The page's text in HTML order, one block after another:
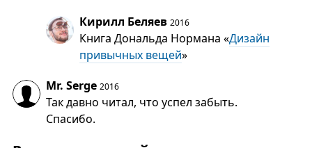
Кирилл Беляев 2016
Книга Дональда Нормана «Дизайн
привычных вещей»
Mr. Serge 2016
Так давно читал, что успел забыть.
Спасибо.